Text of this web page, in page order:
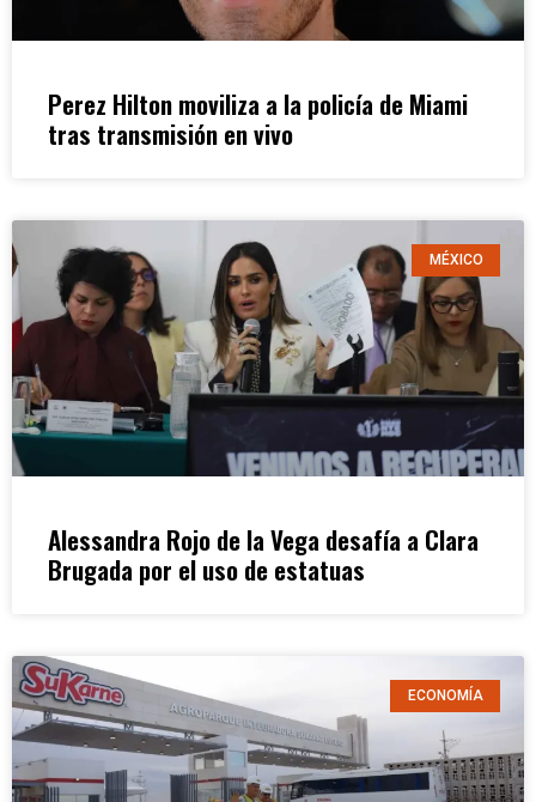
Perez Hilton moviliza a la policía de Miami
tras transmisión en vivo
MÉXICO
Alessandra Rojo de la Vega desafía a Clara
Brugada por el uso de estatuas
ECONOMÍA